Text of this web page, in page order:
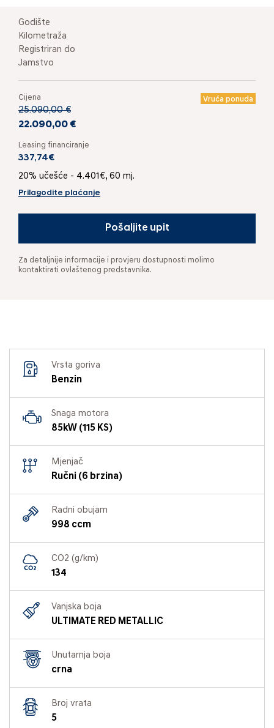
Godište
Kilometraža
Registriran do
Jamstvo
Cijena Vruća ponuda
25.090,00 €
22.090,00 €
Leasing financiranje
337,74€
20% učešće - 4.401€, 60 mj.
Prilagodite plaćanje
Pošaljite upit
Za detaljnije informacije i provjeru dostupnosti molimo
kontaktirati ovlaštenog predstavnika.
Vrsta goriva
Benzin
Snaga motora
85kW (115 KS)
Mjenjač
Ručni (6 brzina)
Radni obujam
998 ccm
CO2 (g/km)
134
Vanjska boja
ULTIMATE RED METALLIC
Unutarnja boja
crna
Broj vrata
5